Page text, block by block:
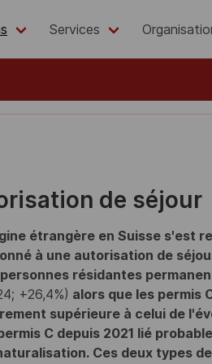
Services
de séjour
étrangère en Suisse s'est
à une autorisation de
résidantes
+26,4%) alors que les permis
supérieure à celui de
C depuis 2021 lié
Ces deux types